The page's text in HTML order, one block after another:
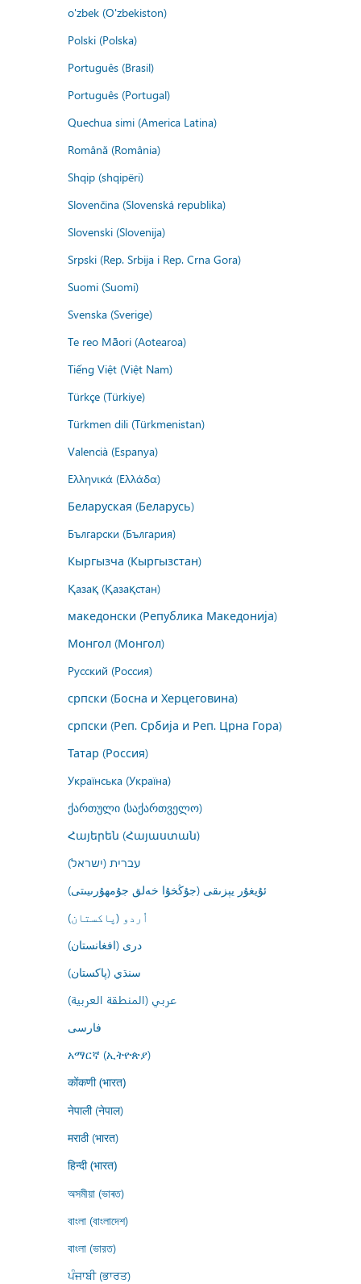
o'zbek (O'zbekiston)
Polski (Polska)
Português (Brasil)
Português (Portugal)
Quechua simi (America Latina)
Română (România)
Shqip (shqipëri)
Slovenčina (Slovenská republika)
Slovenski (Slovenija)
Srpski (Rep. Srbija i Rep. Crna Gora)
Suomi (Suomi)
Svenska (Sverige)
Te reo Māori (Aotearoa)
Tiếng Việt (Việt Nam)
Türkçe (Türkiye)
Türkmen dili (Türkmenistan)
Valencià (Espanya)
Ελληνικά (Ελλάδα)
Беларуская (Беларусь)
Български (България)
Кыргызча (Кыргызстан)
Қазақ (Қазақстан)
македонски (Република Македонија)
Монгол (Монгол)
Русский (Россия)
српски (Босна и Херцеговина)
српски (Реп. Србија и Реп. Црна Гора)
Татар (Россия)
Українська (Україна)
ქართული (საქართველო)
Հայերեն (Հայաստան)
עברית (ישראל)
ئۇيغۇر يېزىقى (جۇڭخۇا خەلق جۇمھۇرىيىتى)
اُردو (پاکستان)
درى (افغانستان)
سنڌي (پاکستان)
عربي (المنطقة العربية)
فارسى
አማርኛ (ኢትዮጵያ)
कोंकणी (भारत)
नेपाली (नेपाल)
मराठी (भारत)
हिन्दी (भारत)
অসমীয়া (ভাৰত)
বাংলা (বাংলাদেশ)
বাংলা (ভারত)
ਪੰਜਾਬੀ (ਭਾਰਤ)